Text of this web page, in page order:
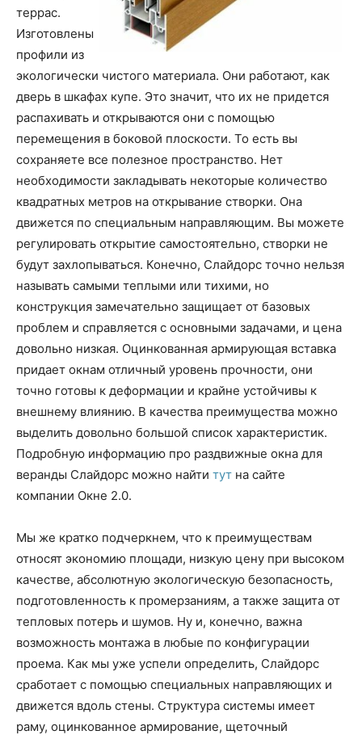
террас.
Изготовлены
профили из
экологически чистого материала. Они работают, как
дверь в шкафах купе. Это значит, что их не придется
распахивать и открываются они с помощью
перемещения в боковой плоскости. То есть вы
сохраняете все полезное пространство. Нет
необходимости закладывать некоторые количество
квадратных метров на открывание створки. Она
движется по специальным направляющим. Вы можете
регулировать открытие самостоятельно, створки не
будут захлопываться. Конечно, Слайдорс точно нельзя
называть самыми теплыми или тихими, но
конструкция замечательно защищает от базовых
проблем и справляется с основными задачами, и цена
довольно низкая. Оцинкованная армирующая вставка
придает окнам отличный уровень прочности, они
точно готовы к деформации и крайне устойчивы к
внешнему влиянию. В качества преимущества можно
выделить довольно большой список характеристик.
Подробную информацию про раздвижные окна для
веранды Слайдорс можно найти тут на сайте
компании Окне 2.0.
Мы же кратко подчеркнем, что к преимуществам
относят экономию площади, низкую цену при высоком
качестве, абсолютную экологическую безопасность,
подготовленность к промерзаниям, а также защита от
тепловых потерь и шумов. Ну и, конечно, важна
возможность монтажа в любые по конфигурации
проема. Как мы уже успели определить, Слайдорс
сработает с помощью специальных направляющих и
движется вдоль стены. Структура системы имеет
раму, оцинкованное армирование, щеточный